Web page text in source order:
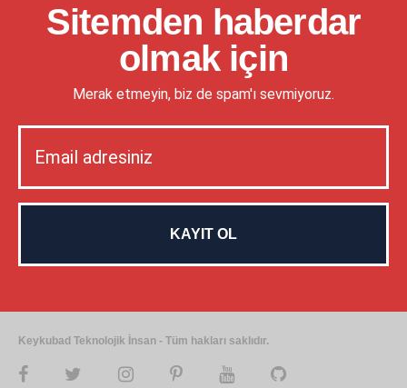
Sitemden haberdar
olmak için
Merak etmeyin, biz de spam'ı sevmiyoruz.
Keykubad Teknolojik İnsan - Tüm hakları saklıdır.